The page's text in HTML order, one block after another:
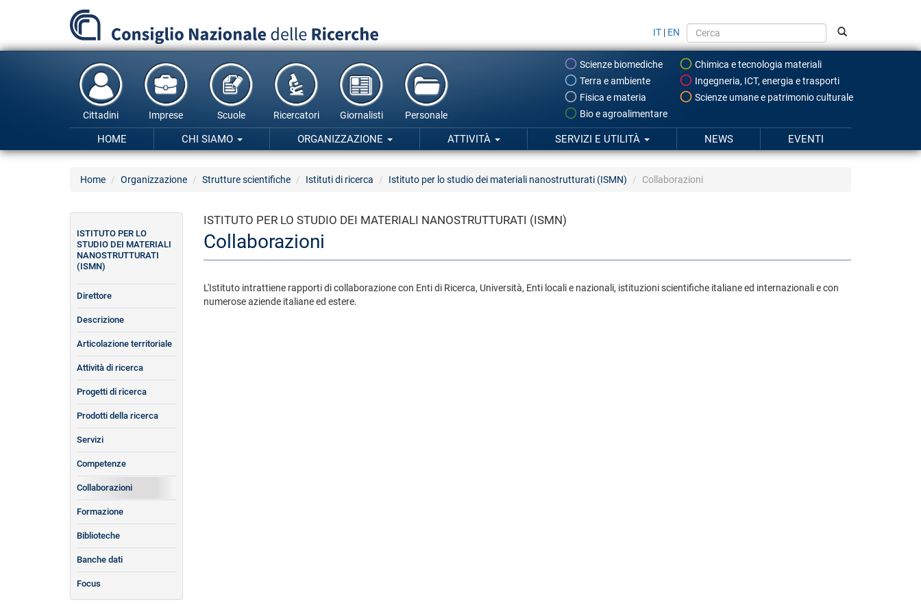
principale
IT | EN
Scienze biomediche
Chimica e tecnologia materiali
Terra e ambiente
Ingegneria, ICT, energia e trasporti
Fisica e materia
Scienze umane e patrimonio culturale
Bio e agroalimentare
Cittadini Imprese Scuole Ricercatori Giornalisti Personale
HOME CHI SIAMO ORGANIZZAZIONE ATTIVITÀ SERVIZI E UTILITÀ NEWS EVENTI
Home Organizzazione Strutture scientifiche Istituti di ricerca Istituto per lo studio dei materiali nanostrutturati (ISMN) Collaborazioni
ISTITUTO PER LO STUDIO DEI MATERIALI NANOSTRUTTURATI (ISMN)
Collaborazioni
L'Istituto intrattiene rapporti di collaborazione con Enti di Ricerca, Università, Enti locali e nazionali, istituzioni scientifiche italiane ed internazionali e con
numerose aziende italiane ed estere.
ISTITUTO PER LO
STUDIO DEI MATERIALI
NANOSTRUTTURATI
(ISMN)
Direttore
Descrizione
Articolazione territoriale
Attività di ricerca
Progetti di ricerca
Prodotti della ricerca
Servizi
Competenze
Collaborazioni
Formazione
Biblioteche
Banche dati
Focus